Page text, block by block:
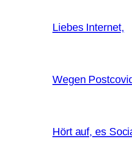
Liebes Internet,
Wegen
Hört auf, es